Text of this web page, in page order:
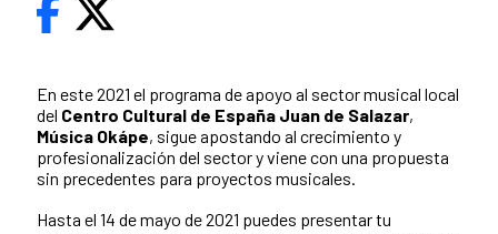
En este 2021 el programa de apoyo al sector musical local
del Centro Cultural de España Juan de Salazar,
Música Okápe, sigue apostando al crecimiento y
profesionalización del sector y viene con una propuesta
sin precedentes para proyectos musicales.
Hasta el 14 de mayo de 2021 puedes presentar tu